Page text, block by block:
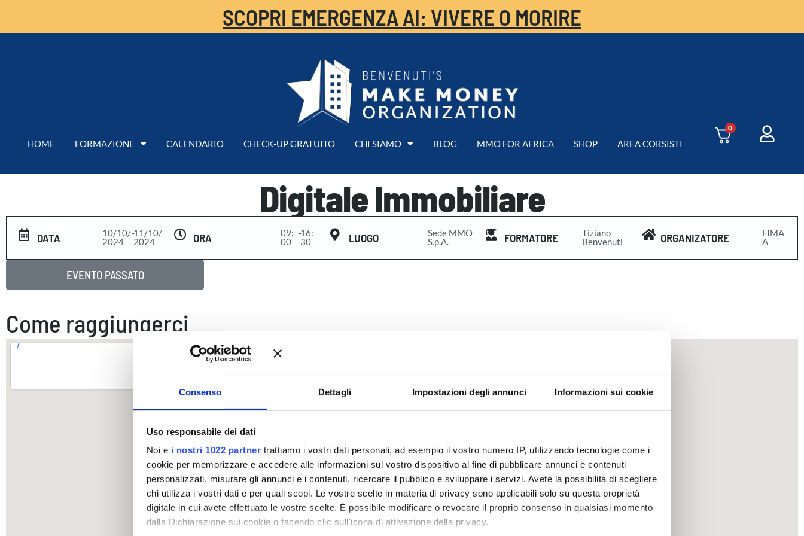
Consenso Dettagli Impostazioni degli annunci Informazioni sui cookie
Uso responsabile dei dati
Noi e i nostri 1022 partner trattiamo i vostri dati personali, ad esempio il vostro numero IP, utilizzando tecnologie come i
cookie per memorizzare e accedere alle informazioni sul vostro dispositivo al fine di pubblicare annunci e contenuti
personalizzati, misurare gli annunci e i contenuti, ricercare il pubblico e sviluppare i servizi. Avete la possibilità di scegliere
chi utilizza i vostri dati e per quali scopi. Le vostre scelte in materia di privacy sono applicabili solo su questa proprietà
digitale in cui avete effettuato le vostre scelte. È possibile modificare o revocare il proprio consenso in qualsiasi momento
dalla Dichiarazione sui cookie o facendo clic sull'icona di attivazione della privacy.
SCOPRI EMERGENZA AI: VIVERE O MORIRE
HOME FORMAZIONE CALENDARIO CHECK-UP GRATUITO CHI SIAMO BLOG MMO FOR AFRICA SHOP AREA CORSISTI
0
Digitale Immobiliare
DATA
10/10/
2024
-11/10/
2024
ORA
09:
00
-16:
30
LUOGO
Sede MMO
S.p.A.
FORMATORE
Tiziano
Benvenuti
ORGANIZATORE
FIMA
A
EVENTO PASSATO
Come raggiungerci